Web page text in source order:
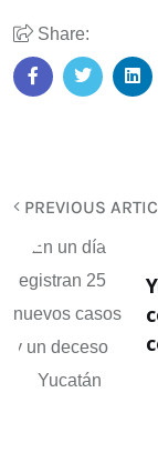
Share:
PREVIOUS